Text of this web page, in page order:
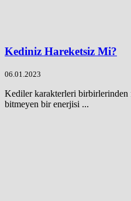
Kediniz Hareketsiz Mi?
06.01.2023
Kediler karakterleri birbirlerinden
bitmeyen bir enerjisi ...